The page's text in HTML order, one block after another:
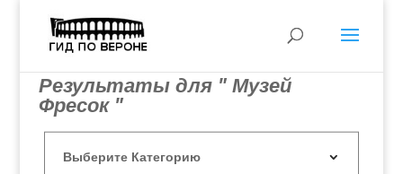
Результаты для " Музей
Фресок "